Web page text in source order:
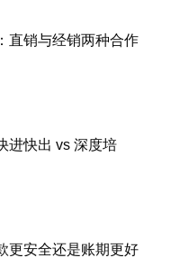
直销与经销两种合作
进快出 vs 深度培
更安全还是账期更好